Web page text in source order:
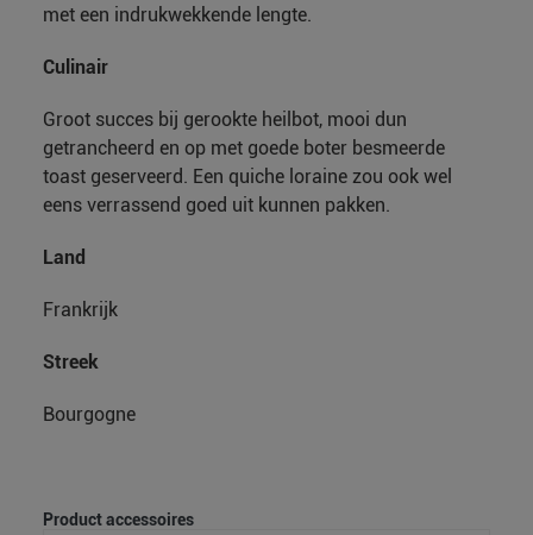
met een indrukwekkende lengte.
Culinair
Groot succes bij gerookte heilbot, mooi dun
getrancheerd en op met goede boter besmeerde
toast geserveerd. Een quiche loraine zou ook wel
eens verrassend goed uit kunnen pakken.
Land
Frankrijk
Streek
Bourgogne
Product accessoires